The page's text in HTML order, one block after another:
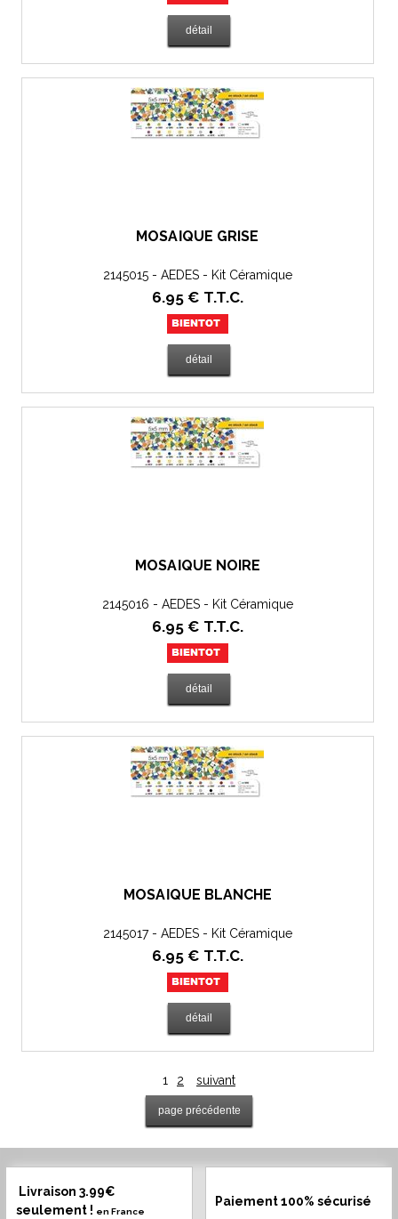
MOSAÏQUE GRISE
2145015 - AEDES - Kit Céramique
6.95 € T.T.C.
MOSAÏQUE NOIRE
2145016 - AEDES - Kit Céramique
6.95 € T.T.C.
MOSAÏQUE BLANCHE
2145017 - AEDES - Kit Céramique
6.95 € T.T.C.
1 2 suivant
Livraison 3.99€
seulement ! en France
Paiement 100% sécurisé